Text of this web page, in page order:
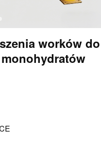
worków do